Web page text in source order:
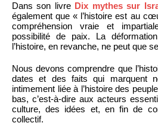
Dans son livre Dix mythes sur
également que « l’histoire est au
compréhension vraie et
possibilité de paix. La
l’histoire, en revanche, ne peut que
Nous devons comprendre que
dates et des faits qui marquent
intimement liée à l’histoire des
bas, c’est-à-dire aux acteurs
culture, des idées et, en fin de
collectif.